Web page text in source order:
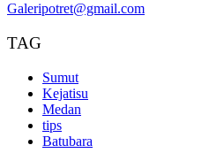
Galeripotret@gmail.com
TAG
Sumut
Kejatisu
Medan
tips
Batubara